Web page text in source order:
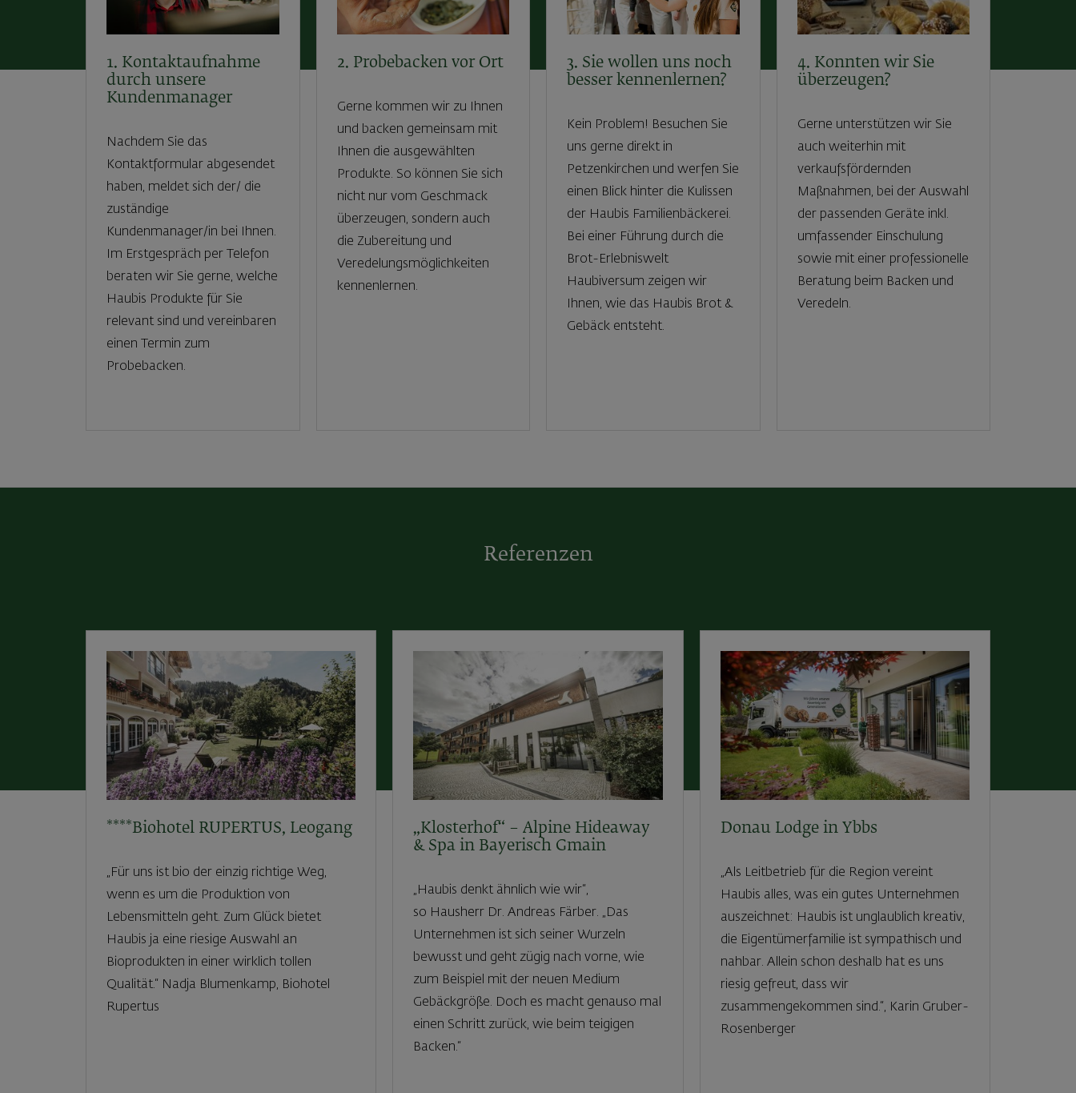
1. Kontaktaufnahme
durch unsere
Kundenmanager
Nachdem Sie das
Kontaktformular abgesendet
haben, meldet sich der/ die
zuständige
Kundenmanager/in bei Ihnen.
Im Erstgespräch per Telefon
beraten wir Sie gerne, welche
Haubis Produkte für Sie
relevant sind und vereinbaren
einen Termin zum
Probebacken.
2. Probebacken vor Ort
Gerne kommen wir zu Ihnen
und backen gemeinsam mit
Ihnen die ausgewählten
Produkte. So können Sie sich
nicht nur vom Geschmack
überzeugen, sondern auch
die Zubereitung und
Veredelungsmöglichkeiten
kennenlernen.
3. Sie wollen uns noch
besser kennenlernen?
Kein Problem! Besuchen Sie
uns gerne direkt in
Petzenkirchen und werfen Sie
einen Blick hinter die Kulissen
der Haubis Familienbäckerei.
Bei einer Führung durch die
Brot-Erlebniswelt
Haubiversum zeigen wir
Ihnen, wie das Haubis Brot &
Gebäck entsteht.
4. Konnten wir Sie
überzeugen?
Gerne unterstützen wir Sie
auch weiterhin mit
verkaufsfördernden
Maßnahmen, bei der Auswahl
der passenden Geräte inkl.
umfassender Einschulung
sowie mit einer professionelle
Beratung beim Backen und
Veredeln.
Referenzen
****Biohotel RUPERTUS, Leogang
„Für uns ist bio der einzig richtige Weg,
wenn es um die Produktion von
Lebensmitteln geht. Zum Glück bietet
Haubis ja eine riesige Auswahl an
Bioprodukten in einer wirklich tollen
Qualität.“ Nadja Blumenkamp, Biohotel
Rupertus
„Klosterhof“ – Alpine Hideaway
& Spa in Bayerisch Gmain
„Haubis denkt ähnlich wie wir“,
so Hausherr Dr. Andreas Färber. „Das
Unternehmen ist sich seiner Wurzeln
bewusst und geht zügig nach vorne, wie
zum Beispiel mit der neuen Medium
Gebäckgröße. Doch es macht genauso mal
einen Schritt zurück, wie beim teigigen
Backen.“
Donau Lodge in Ybbs
„Als Leitbetrieb für die Region vereint
Haubis alles, was ein gutes Unternehmen
auszeichnet: Haubis ist unglaublich kreativ,
die Eigentümerfamilie ist sympathisch und
nahbar. Allein schon deshalb hat es uns
riesig gefreut, dass wir
zusammengekommen sind.“, Karin Gruber-
Rosenberger